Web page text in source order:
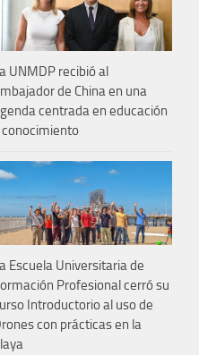
UNMDP recibió al
de China en una
centrada en educación
conocimiento
Escuela Universitaria de
Profesional cerró su
Introductorio al uso de
con prácticas en la